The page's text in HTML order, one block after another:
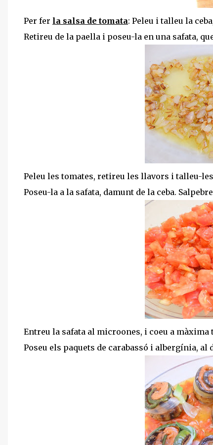
Per fer la salsa de tomata: Peleu i talleu la
Retireu de la paella i poseu-la en una safata,
Peleu les tomates, retireu les llavors i talleu-
Poseu-la a la safata, damunt de la ceba.
Entreu la safata al microones, i coeu a
Poseu els paquets de carabassó i albergínia, al